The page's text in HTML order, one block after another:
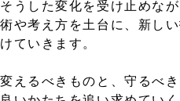
そうした変化を受け止めな
術や考え方を土台に、新し
けていきます。
変えるべきものと、守るべ